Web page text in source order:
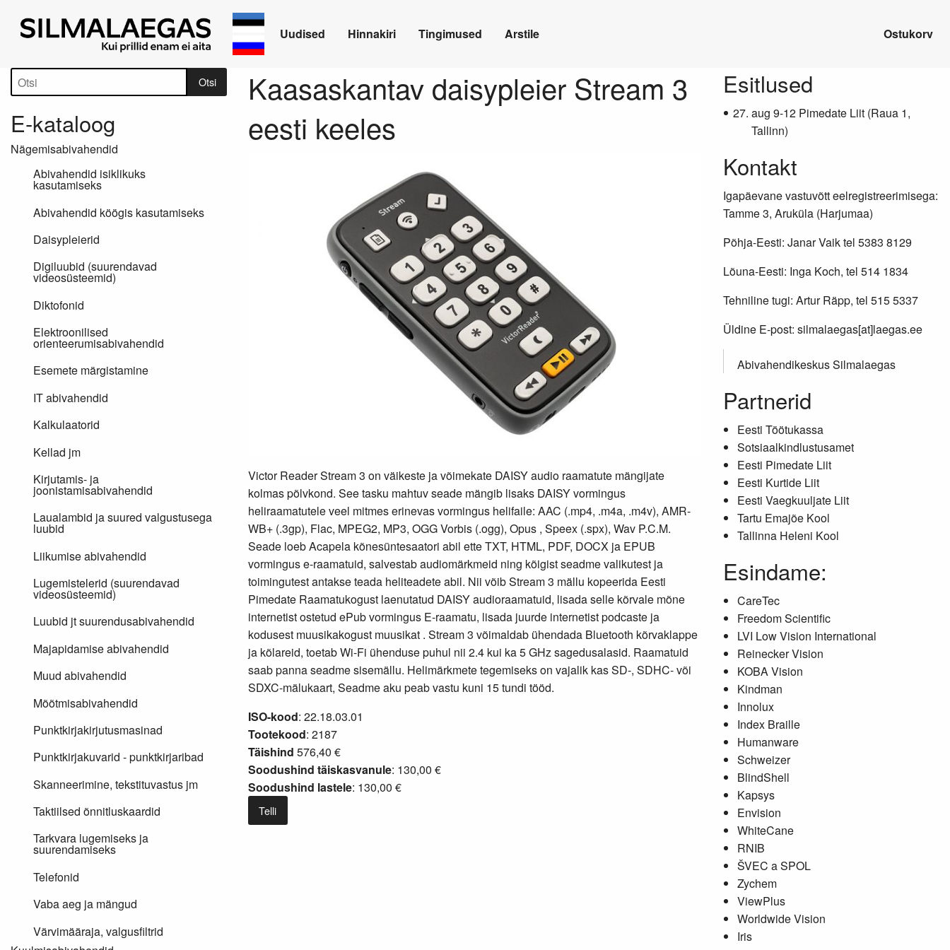
Uudised Hinnakiri Tingimused Arstile Ostukorv
Kaasaskantav daisypleier Stream 3
eesti keeles
Victor Reader Stream 3 on väikeste ja võimekate DAISY audio raamatute mängijate
kolmas põlvkond. See tasku mahtuv seade mängib lisaks DAISY vormingus
heliraamatutele veel mitmes erinevas vormingus helifaile: AAC (.mp4, .m4a, .m4v), AMR-
WB+ (.3gp), Flac, MPEG2, MP3, OGG Vorbis (.ogg), Opus , Speex (.spx), Wav P.C.M.
Seade loeb Acapela kõnesüntesaatori abil ette TXT, HTML, PDF, DOCX ja EPUB
vormingus e-raamatuid, salvestab audiomärkmeid ning kõigist seadme valikutest ja
toimingutest antakse teada heliteadete abil. Nii võib Stream 3 mällu kopeerida Eesti
Pimedate Raamatukogust laenutatud DAISY audioraamatuid, lisada selle kõrvale mõne
internetist ostetud ePub vormingus E-raamatu, lisada juurde internetist podcaste ja
kodusest muusikakogust muusikat . Stream 3 võimaldab ühendada Bluetooth kõrvaklappe
ja kõlareid, toetab Wi-Fi ühenduse puhul nii 2.4 kui ka 5 GHz sagedusalasid. Raamatuid
saab panna seadme sisemällu. Helimärkmete tegemiseks on vajalik kas SD-, SDHC- või
SDXC-mälukaart, Seadme aku peab vastu kuni 15 tundi tööd.
ISO-kood: 22.18.03.01
Tootekood: 2187
Täishind 576,40 €
Soodushind täiskasvanule: 130,00 €
Soodushind lastele: 130,00 €
Telli
Tootepuu Otsi
E-kataloog
Nägemisabivahendid
Abivahendid isiklikuks
kasutamiseks
Abivahendid köögis kasutamiseks
Daisypleierid
Digiluubid (suurendavad
videosüsteemid)
Diktofonid
Elektroonilised
orienteerumisabivahendid
Esemete märgistamine
IT abivahendid
Kalkulaatorid
Kellad jm
Kirjutamis- ja
joonistamisabivahendid
Laualambid ja suured valgustusega
luubid
Liikumise abivahendid
Lugemistelerid (suurendavad
videosüsteemid)
Luubid jt suurendusabivahendid
Majapidamise abivahendid
Muud abivahendid
Mõõtmisabivahendid
Punktkirjakirjutusmasinad
Punktkirjakuvarid - punktkirjaribad
Skanneerimine, tekstituvastus jm
Taktiilsed õnnitluskaardid
Tarkvara lugemiseks ja
suurendamiseks
Telefonid
Vaba aeg ja mängud
Värvimääraja, valgusfiltrid
Lisainfo
Esitlused
aug 9-12 Pimedate Liit (Raua 1,
Tallinn)
Kontakt
Igapäevane vastuvõtt eelregistreerimisega:
Tamme 3, Aruküla (Harjumaa)
Põhja-Eesti: Janar Vaik tel 5383 8129
Lõuna-Eesti: Inga Koch, tel 514 1834
Tehniline tugi: Artur Räpp, tel 515 5337
Üldine E-post: silmalaegas[at]laegas.ee
Abivahendikeskus Silmalaegas
Partnerid
Eesti Töötukassa
Sotsiaalkindlustusamet
Eesti Pimedate Liit
Eesti Kurtide Liit
Eesti Vaegkuuljate Liit
Tartu Emajõe Kool
Tallinna Heleni Kool
Esindame:
CareTec
Freedom Scientific
LVI Low Vision International
Reinecker Vision
KOBA Vision
Kindman
Innolux
Index Braille
Humanware
Schweizer
BlindShell
Kapsys
Envision
WhiteCane
RNIB
ŠVEC a SPOL
Zychem
ViewPlus
Worldwide Vision
Iris